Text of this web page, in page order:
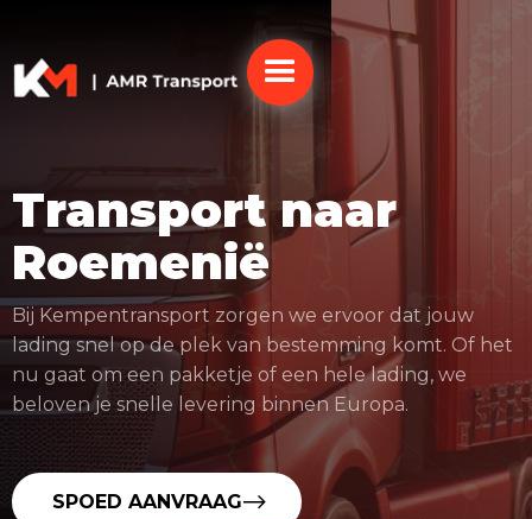
Transport naar
Roemenië
Bij Kempentransport zorgen we ervoor dat jouw
lading snel op de plek van bestemming komt. Of het
nu gaat om een pakketje of een hele lading, we
beloven je snelle levering binnen Europa.
SPOED AANVRAAG